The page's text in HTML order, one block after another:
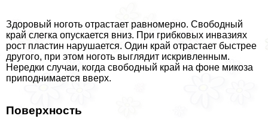
Здоровый ноготь отрастает равномерно. Свободный
край слегка опускается вниз. При грибковых инвазиях
рост пластин нарушается. Один край отрастает быстрее
другого, при этом ноготь выглядит искривленным.
Нередки случаи, когда свободный край на фоне микоза
приподнимается вверх.
Поверхность